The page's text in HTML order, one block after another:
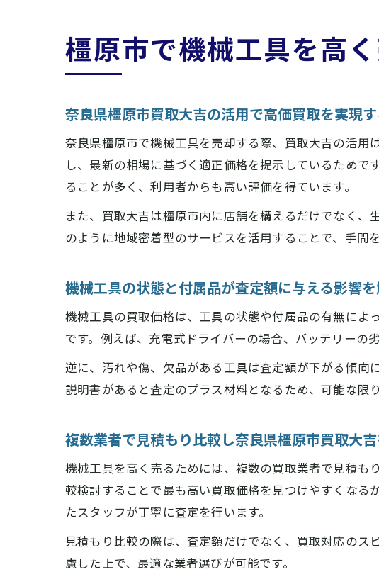
不要な機械工
奈良県橿
ツールオ
奈良県
複数店舗
高価買取を目
奈良県
平群町で
出張査定
人気ブラ
出張買取と店
それぞれ
店頭買取
ツールオフが
橿原市で機械工具を高
奈良県橿原市買取大吉の活用で高価買取を実現
奈良県橿原市で機械工具を売却する際、買取大吉の活
し、最新の相場に基づく適正価格を提示しているため
ることが多く、利用者からも高い評価を得ています。
また、買取大吉は橿原市内に店舗を構えるだけでなく
のように地域密着型のサービスを活用することで、手間
機械工具の状態と付属品が査定額に与える影響
機械工具の買取価格は、工具の状態や付属品の有無によ
です。例えば、充電式ドライバーの場合、バッテリーの
逆に、汚れや傷、欠品がある工具は査定額が下がる傾向
説明書があると査定のプラス材料となるため、可能な限
複数業者で見積もり比較し奈良県橿原市買取大
機械工具を高く売るためには、複数の買取業者で見積も
較検討することで最も高い買取価格を見つけやすくなる
たスタッフが丁寧に査定を行います。
見積もり比較の際は、査定額だけでなく、買取対応の
慮した上で、最適な業者選びが可能です。